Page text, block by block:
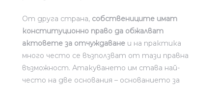
От друга страна, собствениците имат
конституционно право да обжалват
актовете за отчуждаване и на практика
много често се възползват от тази правна
възможност. Атакуването им става най-
често на две основания – основанието за